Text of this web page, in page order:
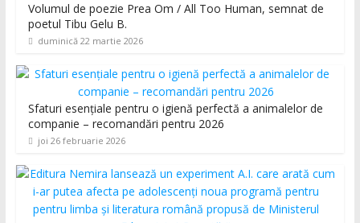
Volumul de poezie Prea Om / All Too Human, semnat de
poetul Tibu Gelu B.
duminică 22 martie 2026
Sfaturi esențiale pentru o igienă perfectă a animalelor de
companie – recomandări pentru 2026
joi 26 februarie 2026